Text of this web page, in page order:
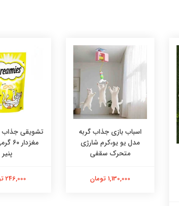
اسباب بازی جذاب گربه
مدل یو یو،کرم شارژی
متحرک سقفی
1,130,000 تومان
تشویقی جذاب
پنیر
246,000 تومان